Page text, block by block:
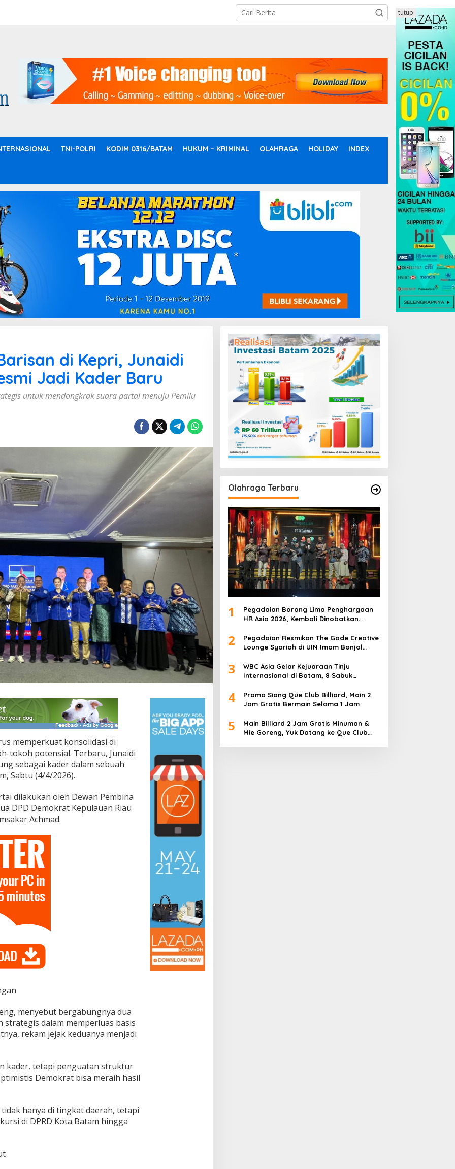
TNI-POLRI KODIM 0316/BATAM HUKUM – KRIMINAL OLAHRAGA HOLIDAY INDEX
tutup
di Kepri, Junaidi
Jadi Kader Baru
untuk mendongkrak suara partai menuju Pemilu
memperkuat konsolidasi di
tokoh potensial. Terbaru, Junaidi
sebagai kader dalam sebuah
Sabtu (4/4/2026).
dilakukan oleh Dewan Pembina
DPD Demokrat Kepulauan Riau
Achmad.
menyebut bergabungnya dua
dalam memperluas basis
rekam jejak keduanya menjadi
kader, tetapi penguatan struktur
Demokrat bisa meraih hasil
hanya di tingkat daerah, tetapi
di DPRD Kota Batam hingga
Olahraga Terbaru
1
Pegadaian Borong Lima Penghargaan
HR Asia 2026, Kembali Dinobatkan
2
Pegadaian Resmikan The Gade Creative
Lounge Syariah di UIN Imam Bonjol
Inovatif Ekonomi Syariah
3
WBC Asia Gelar Kejuaraan Tinju
Internasional di Batam, 8 Sabuk
4
Promo Siang Que Club Billiard, Main 2
5
Main Billiard 2 Jam Gratis Minuman &
Mie Goreng, Yuk Datang ke Que Club